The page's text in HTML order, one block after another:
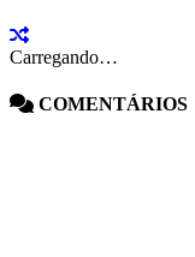
Carregando…
COMENTÁRIOS